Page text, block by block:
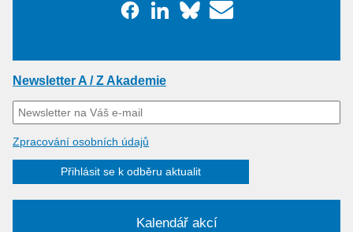
Newsletter A / Z Akademie
Zpracování osobních údajů
Přihlásit se k odběru aktualit
Kalendář akcí